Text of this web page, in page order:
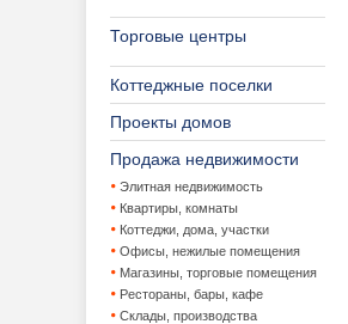
Торговые центры
Коттеджные поселки
Проекты домов
Продажа недвижимости
Элитная недвижимость
Квартиры, комнаты
Коттеджи, дома, участки
Офисы, нежилые помещения
Магазины, торговые помещения
Рестораны, бары, кафе
Склады, производства